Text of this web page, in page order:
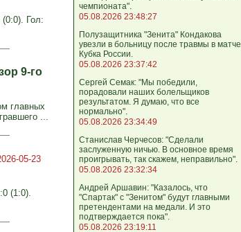
Гол:
9-го
главных
...
05-23
(1:0).
чемпионата".
05.08.2026 23:48:27
Полузащитника "Зенита" Кондакова
увезли в больницу после травмы в матче
Кубка России.
05.08.2026 23:37:42
Сергей Семак: "Мы победили,
порадовали наших болельщиков
результатом. Я думаю, что все
нормально".
05.08.2026 23:34:49
Станислав Черчесов: "Сделали
заслуженную ничью. В основное время
проигрывать, так скажем, неправильно".
05.08.2026 23:32:34
Андрей Аршавин: "Казалось, что
"Спартак" с "Зенитом" будут главными
претендентами на медали. И это
подтверждается пока".
05.08.2026 23:19:11